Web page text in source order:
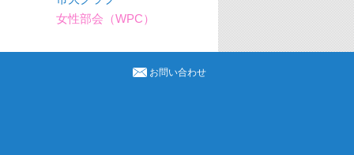
女性部会（WPC）
お問い合わせ